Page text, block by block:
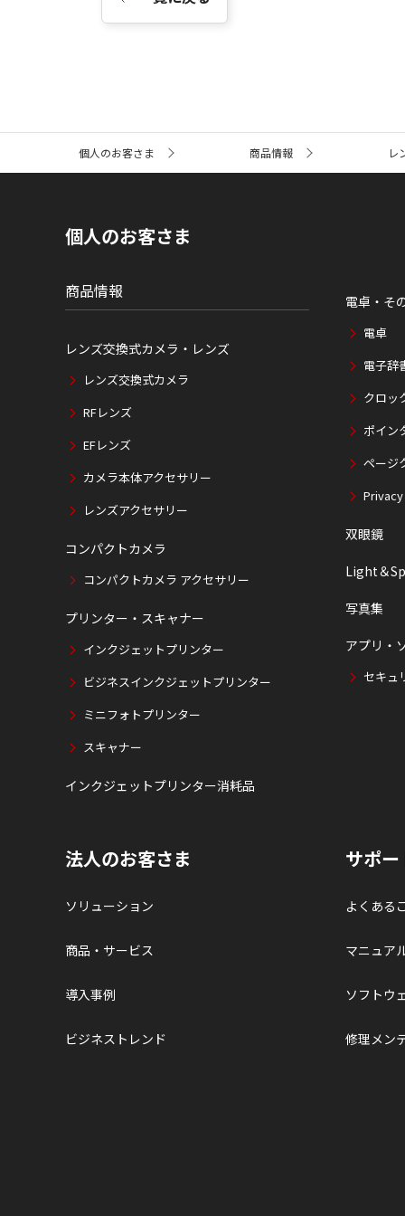
ト
個人のお客さま 商品情報 レ
個人のお客さま
商品情報
レンズ交換式カメラ・レンズ
レンズ交換式カメラ
RFレンズ
EFレンズ
カメラ本体アクセサリー
レンズアクセサリー
コンパクトカメラ
コンパクトカメラ アクセサリー
プリンター・スキャナー
インクジェットプリンター
ビジネスインクジェットプリンター
ミニフォトプリンター
スキャナー
インクジェットプリンター消耗品
電卓・そ
電卓
電子辞
クロッ
ポイン
ページ
Privacy
双眼鏡
Light＆
写真集
アプリ・
セキュ
法人のお客さま
ソリューション
商品・サービス
導入事例
ビジネストレンド
サポー
よくある
マニュア
ソフトウ
修理メン